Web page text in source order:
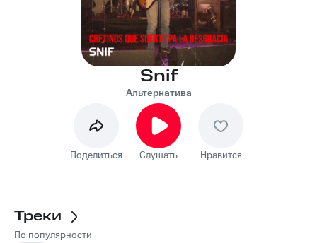
Snif
Альтернатива
Поделиться Слушать Нравится
Треки
По популярности